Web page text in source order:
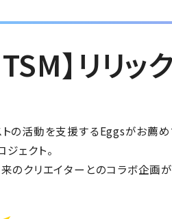
】リリッ
の活動を支援するEggsがお薦め
ェクト。
のクリエイターとのコラボ企画